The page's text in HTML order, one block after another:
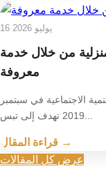
16 يوليو 2026
من خلال خدمة
معروفة
الاجتماعية في سبتمبر
قراءة المقال →
عرض كل المقالات